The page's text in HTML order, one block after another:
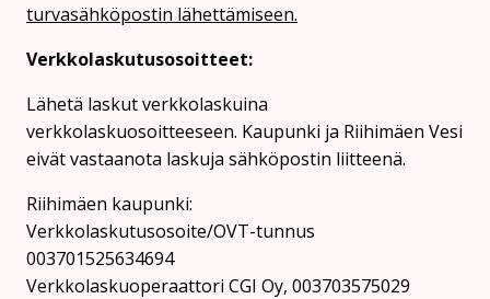
turvasähköpostin lähettämiseen.
Verkkolaskutusosoitteet:
Lähetä laskut verkkolaskuina
verkkolaskuosoitteeseen. Kaupunki ja Riihimäen Vesi
eivät vastaanota laskuja sähköpostin liitteenä.
Riihimäen kaupunki:
Verkkolaskutusosoite/OVT-tunnus
003701525634694
Verkkolaskuoperaattori CGI Oy, 003703575029